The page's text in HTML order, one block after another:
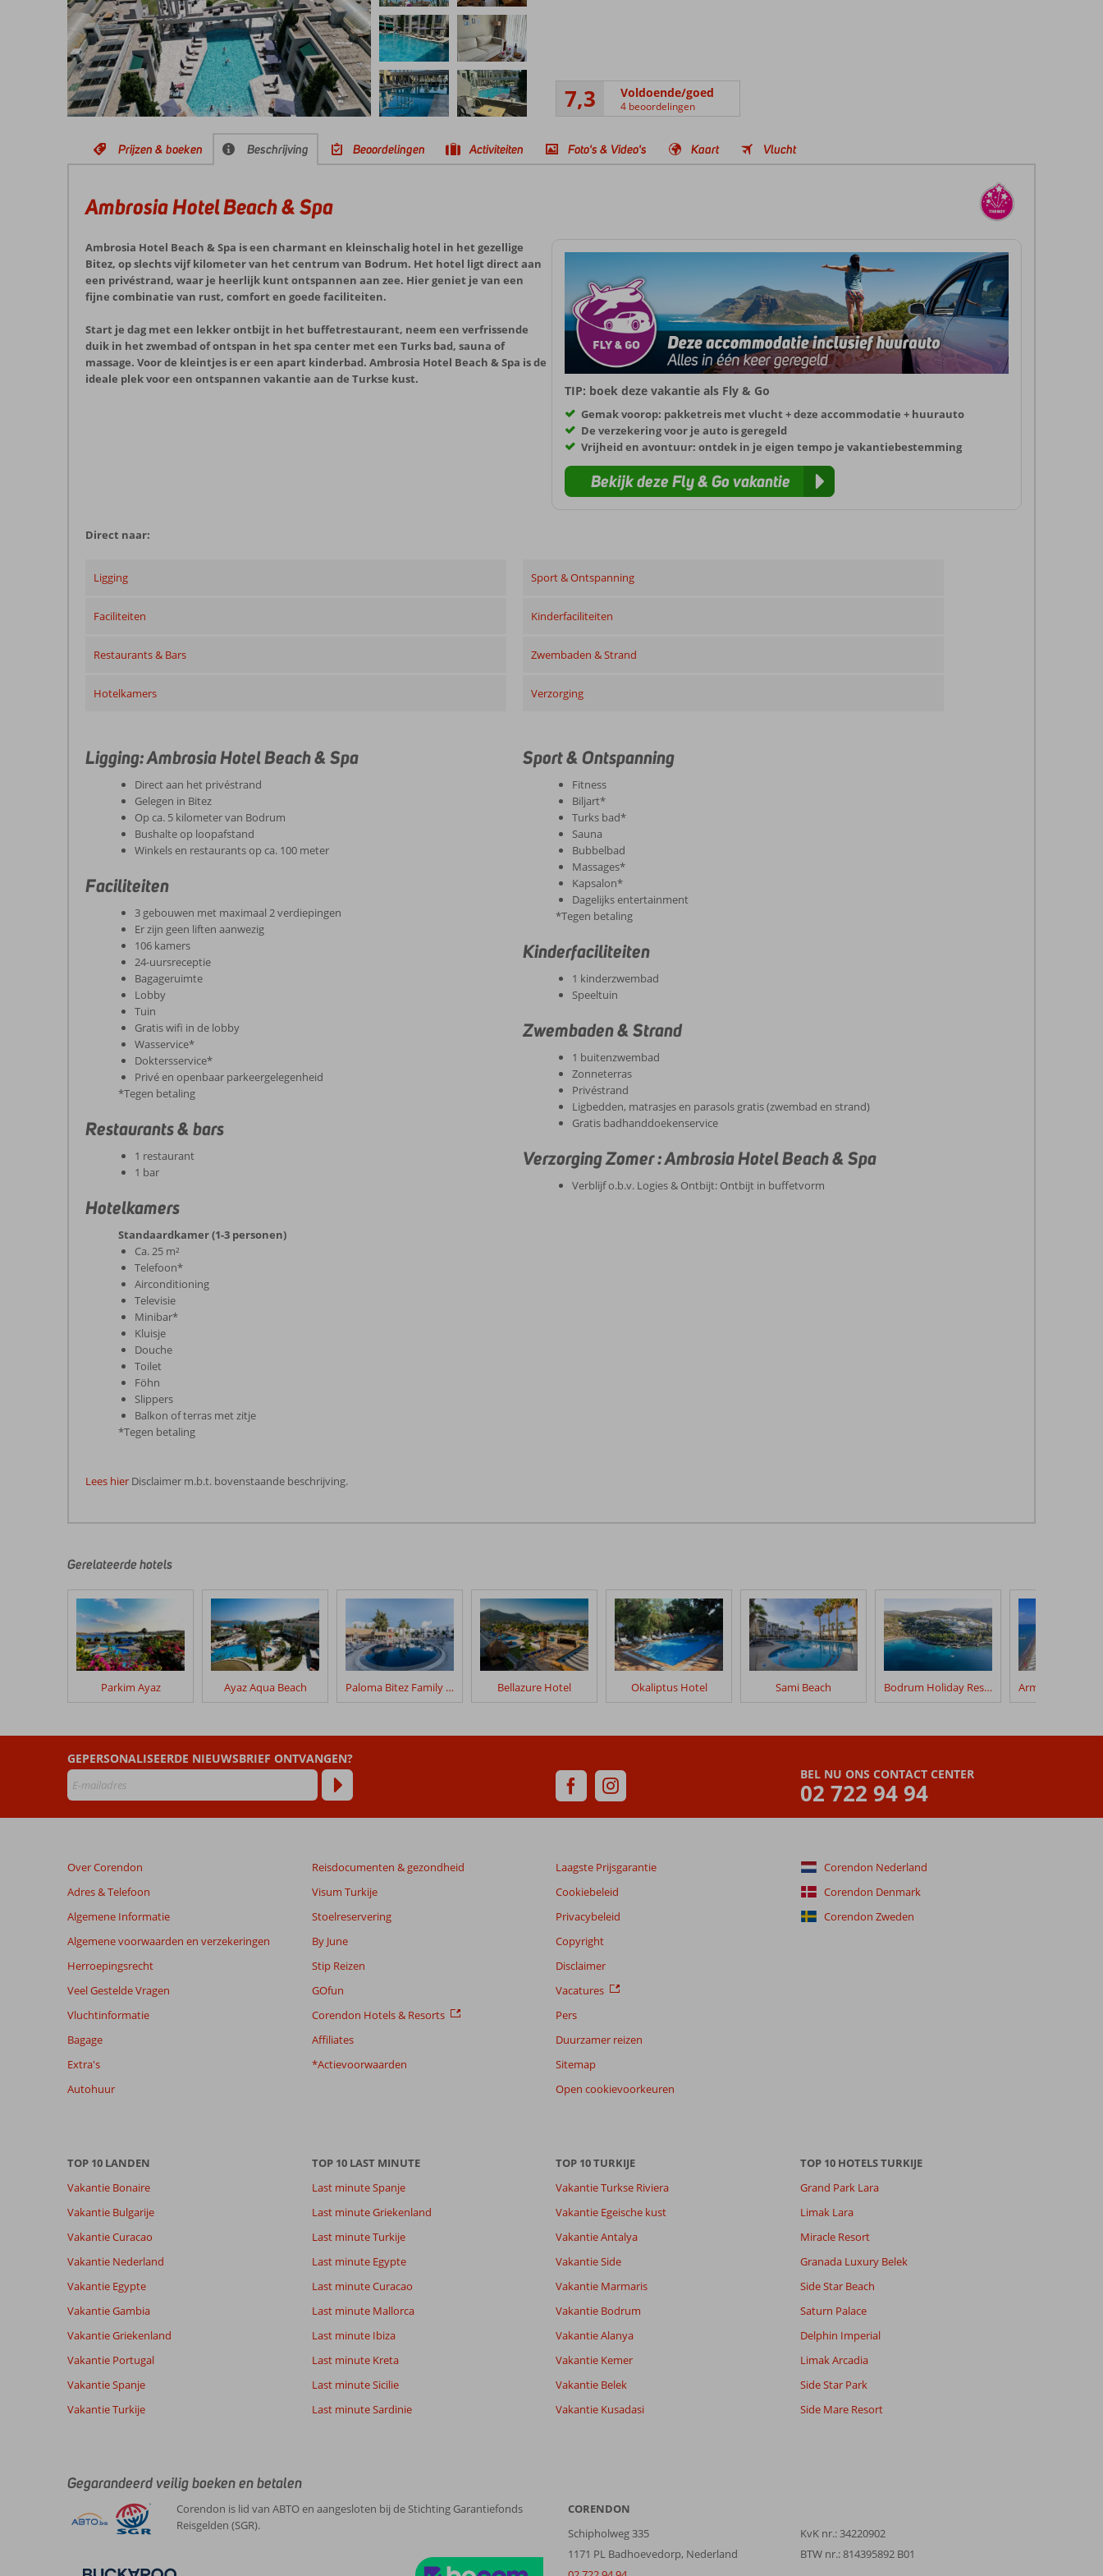
7,3 Voldoende/goed
4 beoordelingen
Prijzen & boeken Beschrijving Beoordelingen Activiteiten Foto's & Video's Kaart Vlucht
Ambrosia Hotel Beach & Spa
Ambrosia Hotel Beach & Spa is een charmant en kleinschalig hotel in het gezellige
Bitez, op slechts vijf kilometer van het centrum van Bodrum. Het hotel ligt direct aan
een privéstrand, waar je heerlijk kunt ontspannen aan zee. Hier geniet je van een
fijne combinatie van rust, comfort en goede faciliteiten.
Start je dag met een lekker ontbijt in het buffetrestaurant, neem een verfrissende
duik in het zwembad of ontspan in het spa center met een Turks bad, sauna of
massage. Voor de kleintjes is er een apart kinderbad. Ambrosia Hotel Beach & Spa is de
ideale plek voor een ontspannen vakantie aan de Turkse kust.
TIP: boek deze vakantie als Fly & Go
Gemak voorop: pakketreis met vlucht + deze accommodatie + huurauto
De verzekering voor je auto is geregeld
Vrijheid en avontuur: ontdek in je eigen tempo je vakantiebestemming
Bekijk deze Fly & Go vakantie
Direct naar:
Ligging
Faciliteiten
Restaurants & Bars
Hotelkamers
Sport & Ontspanning
Kinderfaciliteiten
Zwembaden & Strand
Verzorging
Ligging: Ambrosia Hotel Beach & Spa
Direct aan het privéstrand
Gelegen in Bitez
Op ca. 5 kilometer van Bodrum
Bushalte op loopafstand
Winkels en restaurants op ca. 100 meter
Faciliteiten
3 gebouwen met maximaal 2 verdiepingen
Er zijn geen liften aanwezig
106 kamers
24-uursreceptie
Bagageruimte
Lobby
Tuin
Gratis wifi in de lobby
Wasservice*
Doktersservice*
Privé en openbaar parkeergelegenheid
*Tegen betaling
Restaurants & bars
1 restaurant
1 bar
Hotelkamers
Standaardkamer (1-3 personen)
Ca. 25 m²
Telefoon*
Airconditioning
Televisie
Minibar*
Kluisje
Douche
Toilet
Föhn
Slippers
Balkon of terras met zitje
*Tegen betaling
Sport & Ontspanning
Fitness
Biljart*
Turks bad*
Sauna
Bubbelbad
Massages*
Kapsalon*
Dagelijks entertainment
*Tegen betaling
Kinderfaciliteiten
1 kinderzwembad
Speeltuin
Zwembaden & Strand
1 buitenzwembad
Zonneterras
Privéstrand
Ligbedden, matrasjes en parasols gratis (zwembad en strand)
Gratis badhanddoekenservice
Verzorging Zomer : Ambrosia Hotel Beach & Spa
Verblijf o.b.v. Logies & Ontbijt: Ontbijt in buffetvorm
Lees hier Disclaimer m.b.t. bovenstaande beschrijving.
door
klanten
geschreven
na
hun
verblijf
Ambrosia
Spa
Beoordelingen
die
dan
48
maanden
worden
meer
weergegeven
om
de
relevantie
over
onze
beoordelingen.
Totale score
Gebaseerd op:
4
7,3
Voldoende/goed
Eten
6,7
Kindvriendelijk
-
Wifi kwaliteit 7,0
Ervaringen
van onze
klanten
Taal
Filter reisgezelschap
Alle
Sorteren op
datum (nieuw > oud)
Anoniem
Nederland
Met partner
28 september 2024
Bitez:
Super.
We
komen
al
Ligging
10
Prijs/kwaliteit 10
Eten
Kindvriendelijk
Gerelateerde hotels
Parkim Ayaz Ayaz Aqua Beach Paloma Bitez Family Club Bellazure Hotel Okaliptus Hotel Sami Beach Bodrum Holiday Resort
BEL NU ONS CONTACT CENTER
02 722 94 94
GEPERSONALISEERDE NIEUWSBRIEF ONTVANGEN?
Over Corendon
Adres & Telefoon
Algemene Informatie
Algemene voorwaarden en verzekeringen
Herroepingsrecht
Veel Gestelde Vragen
Vluchtinformatie
Bagage
Extra's
Autohuur
Reisdocumenten & gezondheid
Visum Turkije
Stoelreservering
By June
Stip Reizen
GOfun
Corendon Hotels & Resorts
Affiliates
*Actievoorwaarden
Laagste Prijsgarantie
Cookiebeleid
Privacybeleid
Copyright
Disclaimer
Vacatures
Pers
Duurzamer reizen
Sitemap
Open cookievoorkeuren
Corendon Nederland
Corendon Denmark
Corendon Zweden
TOP 10 LANDEN
Vakantie Bonaire
Vakantie Bulgarije
Vakantie Curacao
Vakantie Nederland
Vakantie Egypte
Vakantie Gambia
Vakantie Griekenland
Vakantie Portugal
Vakantie Spanje
Vakantie Turkije
TOP 10 LAST MINUTE
Last minute Spanje
Last minute Griekenland
Last minute Turkije
Last minute Egypte
Last minute Curacao
Last minute Mallorca
Last minute Ibiza
Last minute Kreta
Last minute Sicilie
Last minute Sardinie
TOP 10 TURKIJE
Vakantie Turkse Riviera
Vakantie Egeische kust
Vakantie Antalya
Vakantie Side
Vakantie Marmaris
Vakantie Bodrum
Vakantie Alanya
Vakantie Kemer
Vakantie Belek
Vakantie Kusadasi
TOP 10 HOTELS TURKIJE
Grand Park Lara
Limak Lara
Miracle Resort
Granada Luxury Belek
Side Star Beach
Saturn Palace
Delphin Imperial
Limak Arcadia
Side Star Park
Side Mare Resort
Gegarandeerd veilig boeken en betalen
Corendon is lid van ABTO en aangesloten bij de Stichting Garantiefonds
Reisgelden (SGR).
CORENDON
Schipholweg 335
1171 PL Badhoevedorp, Nederland
KvK nr.: 34220902
BTW nr.: 814395892 B01